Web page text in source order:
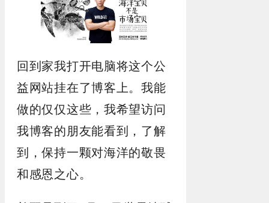
回到家我打开电脑将这个公
益网站挂在了博客上。我能
做的仅仅这些，我希望访问
我博客的朋友能看到，了解
到，保持一颗对海洋的敬畏
和感恩之心。